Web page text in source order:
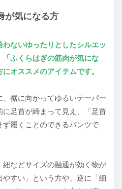
が気になる方
わないゆったりとしたシルエッ
「ふくらはぎの筋肉が気にな
オススメのアイテムです。
、裾に向かってゆるいテーパー
に足首が締まって見え、「足首
履くことのできるパンツで
などサイズの融通が効く物が
すい」という方や、逆に「細